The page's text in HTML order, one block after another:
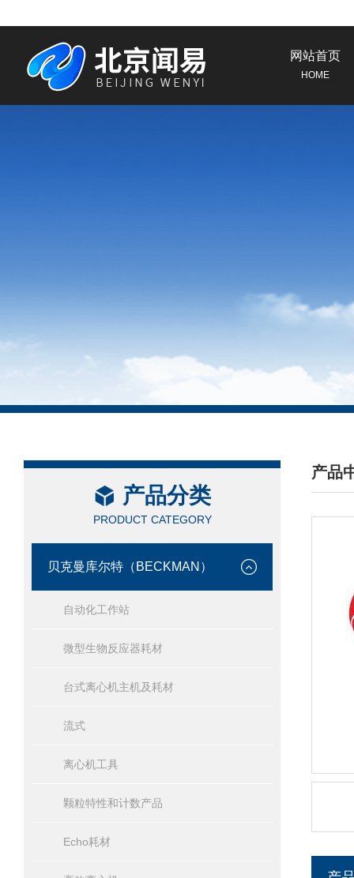
网站首页
HOME
产品分类
PRODUCT CATEGORY
贝克曼库尔特（BECKMAN）
自动化工作站
微型生物反应器耗材
台式离心机主机及耗材
流式
离心机工具
颗粒特性和计数产品
Echo耗材
产品
/